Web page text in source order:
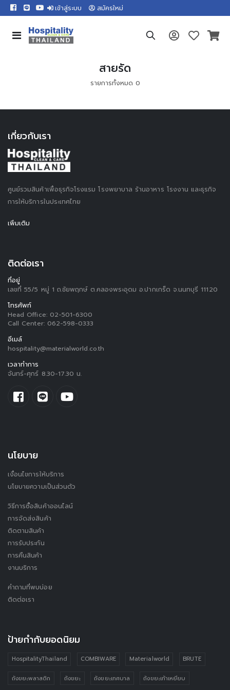
เข้าสู่ระบบ สมัครใหม่
สายรัด
รายการทั้งหมด 0
เกี่ยวกับเรา
ศูนย์รวมสินค้าเพื่อธุรกิจโรงแรม โรงพยาบาล ร้านอาหาร โรงงาน และธุรกิจ
การให้บริการในประเทศไทย
เพิ่มเติม
ติดต่อเรา
ที่อยู่
เลขที่ 55/5 หมู่ 1 ถ.ชัยพฤกษ์ ต.คลองพระอุดม อ.ปากเกร็ด จ.นนทบุรี 11120
โทรศัพท์
Head Office: 02-501-6300
Call Center: 062-598-0333
อีเมล์
hospitality@materialworld.co.th
เวลาทำการ
จันทร์-ศุกร์ 8.30-17.30 น.
นโยบาย
เงื่อนไขการให้บริการ
นโยบายความเป็นส่วนตัว
วิธีการซื้อสินค้าออนไลน์
การจัดส่งสินค้า
ติดตามสินค้า
การรับประกัน
การคืนสินค้า
งานบริการ
คำถามที่พบบ่อย
ติดต่อเรา
ป้ายกำกับยอดนิยม
HospitalityThailand COMBIWARE Materialworld BRUTE
ถังขยะพลาสติก ถังขยะ ถังขยะเทศบาล ถังขยะเท้าเหยียบ